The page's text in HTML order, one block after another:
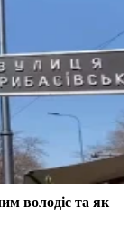
володіє та як